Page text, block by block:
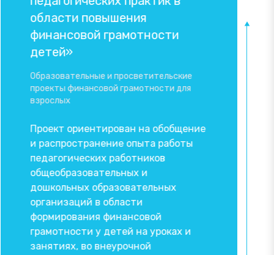
области повышения
финансовой грамотности
детей»
Образовательные и просветительские
проекты финансовой грамотности для
взрослых
Проект ориентирован на обобщение
и распространение опыта работы
педагогических работников
общеобразовательных и
дошкольных образовательных
организаций в области
формирования финансовой
грамотности у детей на уроках и
занятиях, во внеурочной
Финансовое